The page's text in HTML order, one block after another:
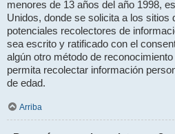
menores de 13 años del año 1998,
Unidos, donde se solicita a los sitios
potenciales recolectores de
sea escrito y ratificado con el
algún otro método de
permita recolectar información
de edad.
Arriba